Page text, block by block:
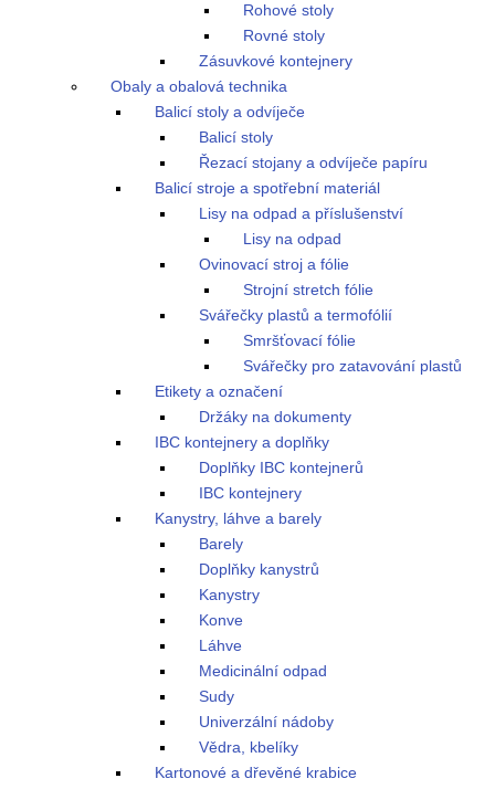
Rohové stoly
Rovné stoly
Zásuvkové kontejnery
Obaly a obalová technika
Balicí stoly a odvíječe
Balicí stoly
Řezací stojany a odvíječe papíru
Balicí stroje a spotřební materiál
Lisy na odpad a příslušenství
Lisy na odpad
Ovinovací stroj a fólie
Strojní stretch fólie
Svářečky plastů a termofólií
Smršťovací fólie
Svářečky pro zatavování plastů
Etikety a označení
Držáky na dokumenty
IBC kontejnery a doplňky
Doplňky IBC kontejnerů
IBC kontejnery
Kanystry, láhve a barely
Barely
Doplňky kanystrů
Kanystry
Konve
Láhve
Medicinální odpad
Sudy
Univerzální nádoby
Vědra, kbelíky
Kartonové a dřevěné krabice